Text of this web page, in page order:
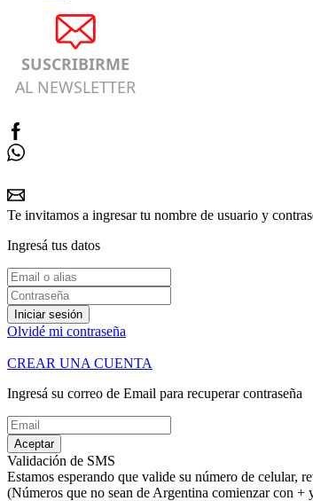
SUSCRIBIRME
AL NEWSLETTER
Te invitamos a ingresar tu nombre de usuario y
Ingresá tus datos
Iniciar sesión
Olvidé mi contraseña
CREAR UNA CUENTA
Ingresá su correo de Email para recuperar contraseña
Aceptar
Validación de SMS
Estamos esperando que valide su número de celular,
(Números que no sean de Argentina comienzar con